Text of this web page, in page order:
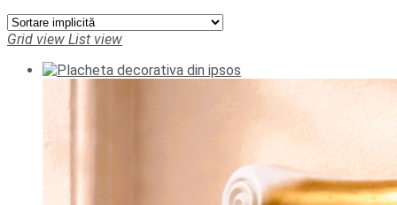
Grid view List view